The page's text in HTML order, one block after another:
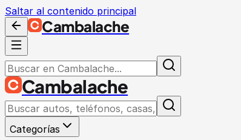
Saltar al contenido principal
Cambalache
Cambalache
Categorías